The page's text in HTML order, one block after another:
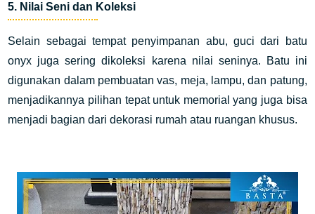
5. Nilai Seni dan Koleksi
Selain sebagai tempat penyimpanan abu, guci dari batu
onyx juga sering dikoleksi karena nilai seninya. Batu ini
digunakan dalam pembuatan vas, meja, lampu, dan patung,
menjadikannya pilihan tepat untuk memorial yang juga bisa
menjadi bagian dari dekorasi rumah atau ruangan khusus.